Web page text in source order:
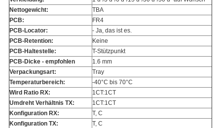
Nettogewicht:
TBA
PCB:
FR4
PCB-Locator:
- Ja, das ist es.
PCB-Retention:
Keine
PCB-Haltestelle:
T-Stützpunkt
PCB-Dicke - empfohlen
1.6 mm
Verpackungsart:
Tray
Temperaturbereich:
-40°C bis 70°C
Wird Ratio RX:
1CT:1CT
Umdreht Verhältnis TX:
1CT:1CT
Konfiguration RX:
T, C
Konfiguration TX:
T, C